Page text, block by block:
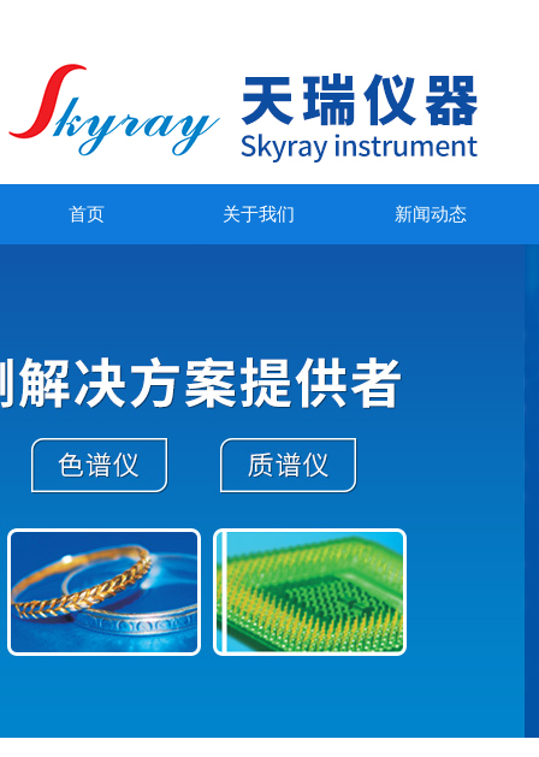
首页 关于我们 新闻动态